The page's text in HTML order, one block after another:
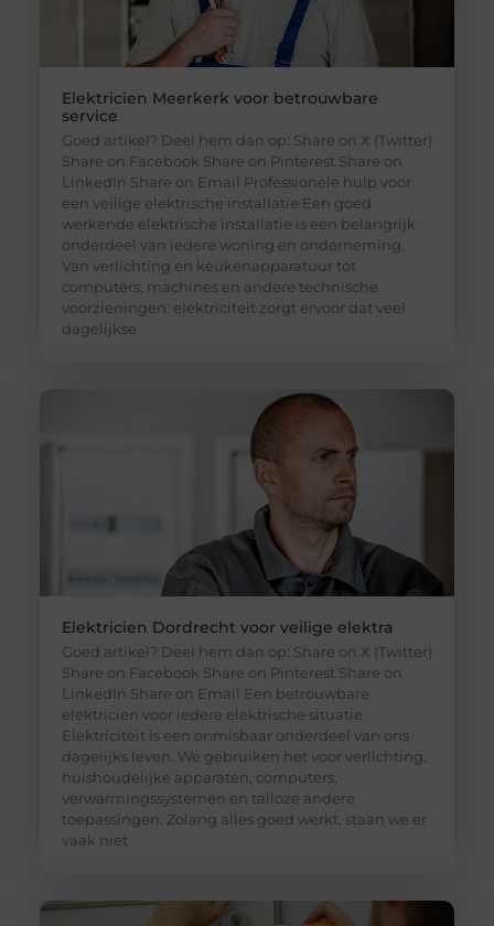
Elektricien Meerkerk voor betrouwbare
service
Goed artikel? Deel hem dan op: Share on X (Twitter)
Share on Facebook Share on Pinterest Share on
LinkedIn Share on Email Professionele hulp voor
een veilige elektrische installatie Een goed
werkende elektrische installatie is een belangrijk
onderdeel van iedere woning en onderneming.
Van verlichting en keukenapparatuur tot
computers, machines en andere technische
voorzieningen: elektriciteit zorgt ervoor dat veel
dagelijkse
Elektricien Dordrecht voor veilige elektra
Goed artikel? Deel hem dan op: Share on X (Twitter)
Share on Facebook Share on Pinterest Share on
LinkedIn Share on Email Een betrouwbare
elektricien voor iedere elektrische situatie
Elektriciteit is een onmisbaar onderdeel van ons
dagelijks leven. We gebruiken het voor verlichting,
huishoudelijke apparaten, computers,
verwarmingssystemen en talloze andere
toepassingen. Zolang alles goed werkt, staan we er
vaak niet